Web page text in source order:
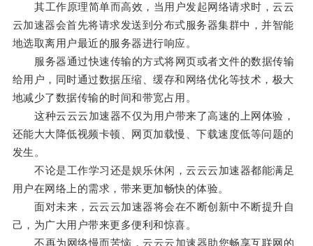
其工作原理简单而高效，当用户发起网络请求时，云云
云加速器会首先将请求发送到分布式服务器集群中，并智能
地选取离用户最近的服务器进行响应。
服务器通过快速传输的方式将网页或者文件的数据传输
给用户，同时通过数据压缩、缓存和网络优化等技术，极大
地减少了数据传输的时间和带宽占用。
这种云云云加速器不仅为用户带来了高速的上网体验，
还能大大降低视频卡顿、网页加载慢、下载速度低等问题的
发生。
不论是工作学习还是娱乐休闲，云云云加速器都能满足
用户在网络上的需求，带来更加畅快的体验。
面对未来，云云云加速器将会在不断创新中不断提升自
己，为广大用户带来更多便利和惊喜。
不再为网络慢而苦恼，云云云加速器助您畅享互联网的